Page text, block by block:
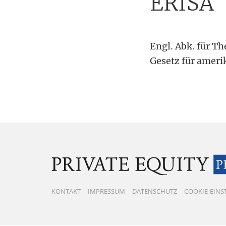
Engl. Abk. für
Gesetz für
KONTAKT IMPRESSUM DATENSCHUTZ COOKIE-